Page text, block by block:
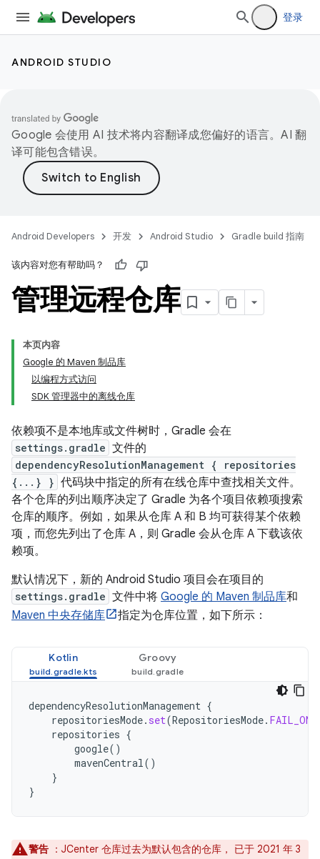
登录
ANDROID STUDIO
Google 会使用 AI 技术将内容翻译成您偏好的语言。AI 翻
译可能包含错误。
Android Developers 开发 Android Studio Gradle build 指南
该内容对您有帮助吗？
管理远程仓库
本页内容
Google 的 Maven 制品库
以编程方式访问
SDK 管理器中的离线仓库
依赖项不是本地库或文件树时，Gradle 会在
settings.gradle 文件的
dependencyResolutionManagement { repositories
{...} } 代码块中指定的所有在线仓库中查找相关文件。
各个仓库的列出顺序决定了 Gradle 为各个项目依赖项搜索
仓库的顺序。例如，如果从仓库 A 和 B 均可获得某个依赖
项，而您先列出了仓库 A，则 Gradle 会从仓库 A 下载该依
赖项。
默认情况下，新的 Android Studio 项目会在项目的
settings.gradle 文件中将 Google 的 Maven 制品库和
Maven 中央存储库
指定为仓库位置，如下所示：
Kotlin Groovy
dependencyResolutionManagement {
repositoriesMode. set(RepositoriesMode.
repositories {
google()
mavenCentral()
}
}
警告 ：JCenter 仓库过去为默认包含的仓库， 已于 2021 年 3